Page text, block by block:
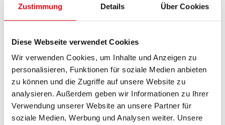
Zustimmung Details Über Cookies
Diese Webseite verwendet Cookies
Wir verwenden Cookies, um Inhalte und Anzeigen zu
personalisieren, Funktionen für soziale Medien anbieten
zu können und die Zugriffe auf unsere Website zu
analysieren. Außerdem geben wir Informationen zu Ihrer
Verwendung unserer Website an unsere Partner für
soziale Medien, Werbung und Analysen weiter. Unsere
P70 24 ASIA
Originalqualität zum Nachrüsten (OE).
PRODUKTDETAILS >
Diese Batterie kaufen: